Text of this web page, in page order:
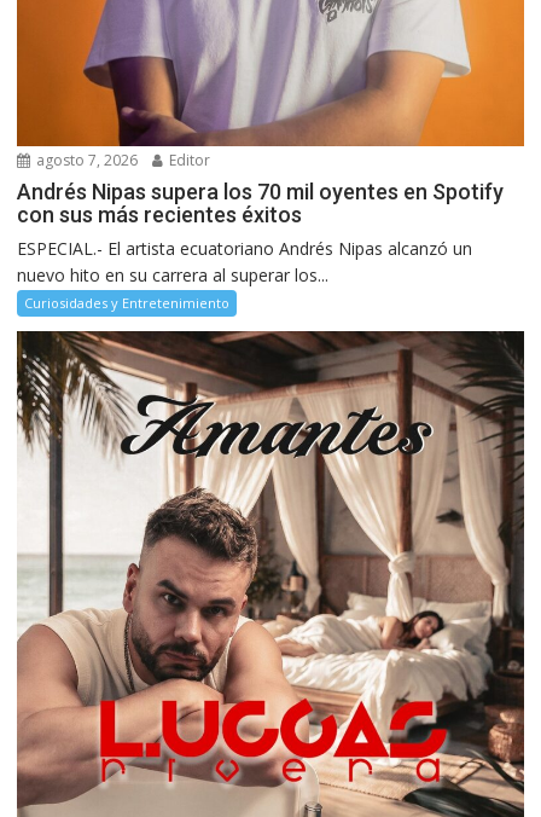
agosto 7, 2026 Editor
Andrés Nipas supera los 70 mil oyentes en Spotify
con sus más recientes éxitos
ESPECIAL.- El artista ecuatoriano Andrés Nipas alcanzó un
nuevo hito en su carrera al superar los...
Curiosidades y Entretenimiento